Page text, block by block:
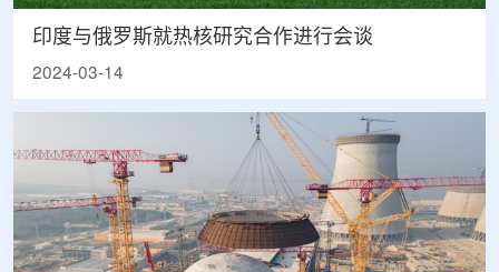
印度与俄罗斯就热核研究合作进行会谈
2024-03-14